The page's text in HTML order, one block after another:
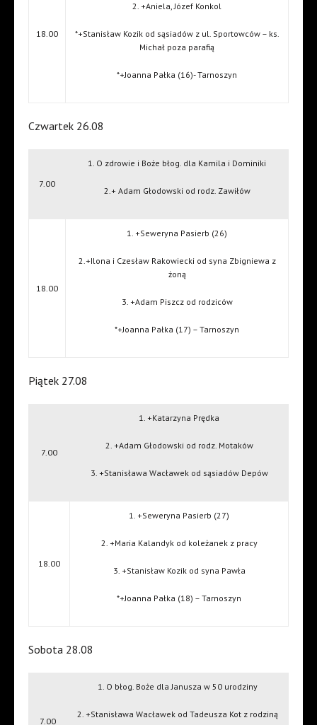
18.00
2. +Aniela, Józef Konkol
*+Stanisław Kozik od sąsiadów z ul. Sportowców – ks.
Michał poza parafią
*+Joanna Pałka (16)- Tarnoszyn
Czwartek 26.08
7.00
1. O zdrowie i Boże błog. dla Kamila i Dominiki
2.+ Adam Głodowski od rodz. Zawiłów
18.00
1. +Seweryna Pasierb (26)
2.+Ilona i Czesław Rakowiecki od syna Zbigniewa z
żoną
3. +Adam Piszcz od rodziców
*+Joanna Pałka (17) – Tarnoszyn
Piątek 27.08
7.00
1. +Katarzyna Prędka
2. +Adam Głodowski od rodz. Motaków
3. +Stanisława Wacławek od sąsiadów Depów
18.00
1. +Seweryna Pasierb (27)
2. +Maria Kalandyk od koleżanek z pracy
3. +Stanisław Kozik od syna Pawła
*+Joanna Pałka (18) – Tarnoszyn
Sobota 28.08
7.00
1. O błog. Boże dla Janusza w 50 urodziny
2. +Stanisława Wacławek od Tadeusza Kot z rodziną